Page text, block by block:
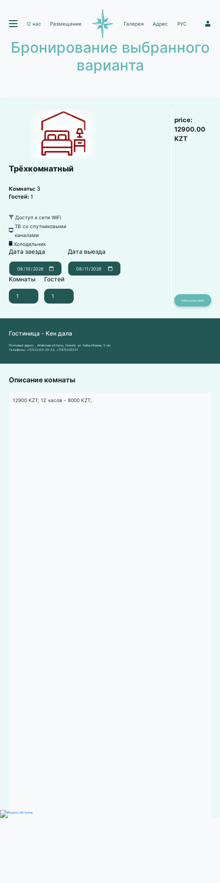
О нас Размещение Галерея Адрес РУС 1
Бронирование выбранного
варианта
Трёхкомнатный
Комнаты: 3
Гостей: 1
뀄 Доступ к сети WiFi
넎
ТВ со спутниковыми
каналами
녒 Холодильник
Дата заезда Дата выезда
Комнаты Гостей
price:
12900.00
KZT
Гостиница - Кен дала
Почтовый адрес:
, Абайская область, Семей, ул. Кабылбаева, 3 «а»
Телефоны: +7(7222)53-35-53 +77475335531
Описание комнаты